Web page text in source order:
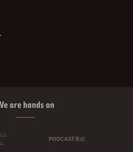
are hands on
ム
PODCAST番組